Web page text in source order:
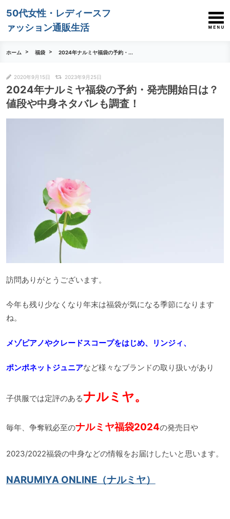
50代女性・レディースフ
ァッション通販生活
ホーム 福袋 2024年ナルミヤ福袋の予約・...
2020年9月15日 2023年9月25日
2024年ナルミヤ福袋の予約・発売開始日は？
値段や中身ネタバレも調査！
訪問ありがとうございます。
今年も残り少なくなり年末は福袋が気になる季節になります
ね。
メゾピアノやクレードスコープをはじめ、リンジィ、
ポンポネットジュニアなど様々なブランドの取り扱いがあり
子供服では定評のあるナルミヤ。
毎年、争奪戦必至のナルミヤ福袋2024の発売日や
2023/2022福袋の中身などの情報をお届けしたいと思います。
NARUMIYA ONLINE（ナルミヤ）